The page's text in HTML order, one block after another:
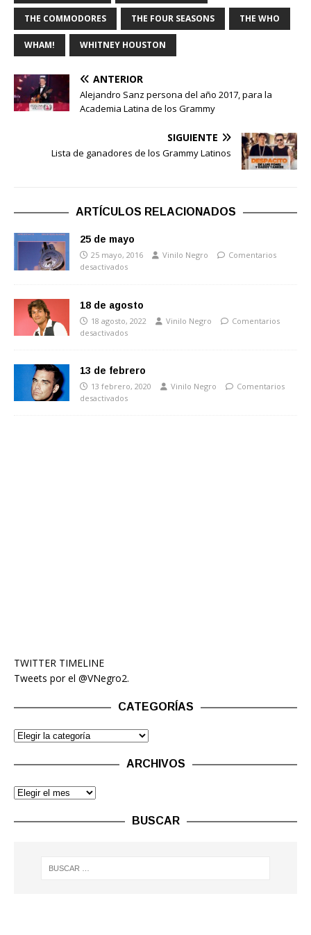
THE COMMODORES THE FOUR SEASONS THE WHO
WHAM! WHITNEY HOUSTON
ANTERIOR
Alejandro Sanz persona del año 2017, para la
Academia Latina de los Grammy
SIGUIENTE
Lista de ganadores de los Grammy Latinos
ARTÍCULOS RELACIONADOS
25 de mayo
25 mayo, 2016 Vinilo Negro
Comentarios
desactivados
18 de agosto
18 agosto, 2022 Vinilo Negro
Comentarios
desactivados
13 de febrero
13 febrero, 2020 Vinilo Negro
Comentarios
desactivados
TWITTER TIMELINE
Tweets por el @VNegro2.
CATEGORÍAS
ARCHIVOS
BUSCAR